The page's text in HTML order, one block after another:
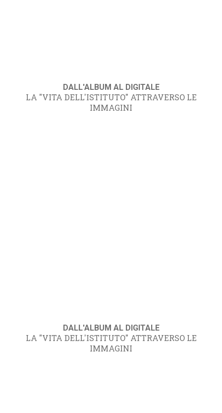
DALL'ALBUM AL DIGITALE
LA "VITA DELL'ISTITUTO" ATTRAVERSO LE
IMMAGINI
DALL'ALBUM AL DIGITALE
LA "VITA DELL'ISTITUTO" ATTRAVERSO LE
IMMAGINI